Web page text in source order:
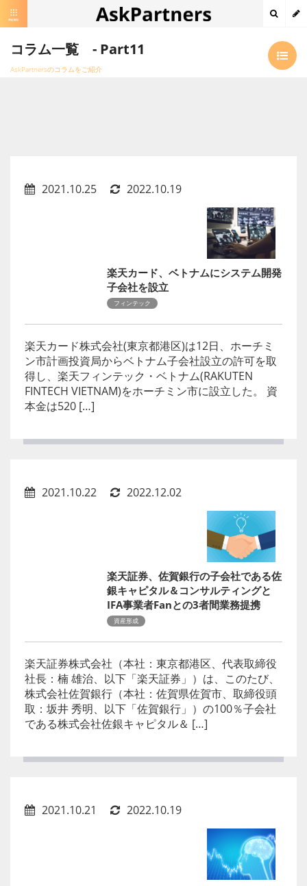
コラム一覧 - Part11
AskPartnersのコラムをご紹介
2021.10.25 2022.10.19
楽天カード、ベトナムにシステム開発
子会社を設立
フィンテック
楽天カード株式会社(東京都港区)は12日、ホーチミ
ン市計画投資局からベトナム子会社設立の許可を取
得し、楽天フィンテック・ベトナム(RAKUTEN
FINTECH VIETNAM)をホーチミン市に設立した。 資
本金は520 […]
2021.10.22 2022.12.02
楽天証券、佐賀銀行の子会社である佐
銀キャピタル＆コンサルティングと
IFA事業者Fanとの3者間業務提携
資産形成
楽天証券株式会社（本社：東京都港区、代表取締役
社長：楠 雄治、以下「楽天証券」）は、このたび、
株式会社佐賀銀行（本社：佐賀県佐賀市、取締役頭
取：坂井 秀明、以下「佐賀銀行」）の100％子会社
である株式会社佐銀キャピタル＆ […]
2021.10.21 2022.10.19